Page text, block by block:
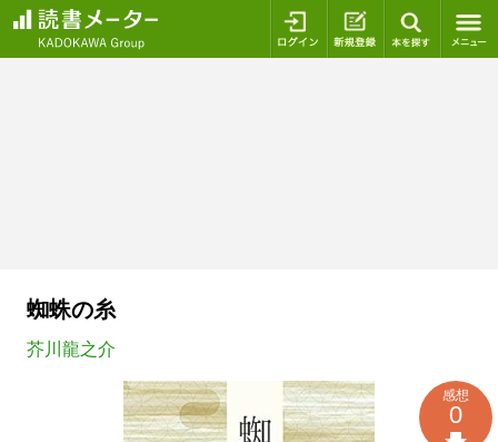
ログイン 新規登録
蜘蛛の糸
芥川龍之介
感想
0